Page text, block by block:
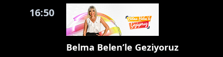
16:50
Belma Belen’le Geziyoruz